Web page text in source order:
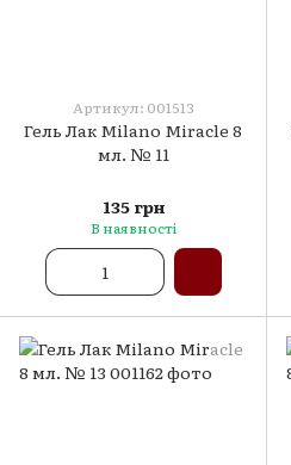
Артикул: 001513
Гель Лак Milano Miracle 8
мл. № 11
135 грн
В наявності